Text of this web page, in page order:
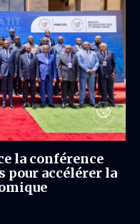
la conférence
pour accélérer la